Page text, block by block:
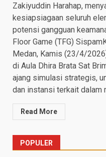
Zakiyuddin Harahap,
kesiapsiagaan seluruh
potensi gangguan
Floor Game (TFG)
Medan, Kamis (23/4/
di Aula Dhira Brata Sat
ajang simulasi strategis,
dan instansi terkait dalam
Read More
POPULER